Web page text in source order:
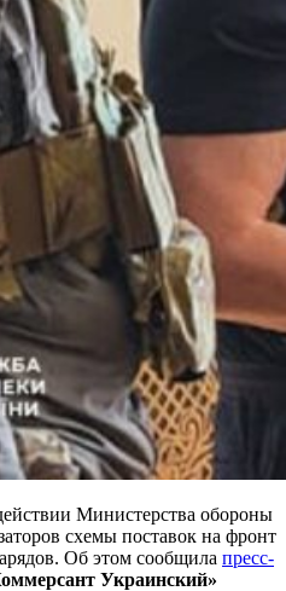
Министерства обороны
схемы поставок на фронт
Об этом сообщила пресс-
Украинский»